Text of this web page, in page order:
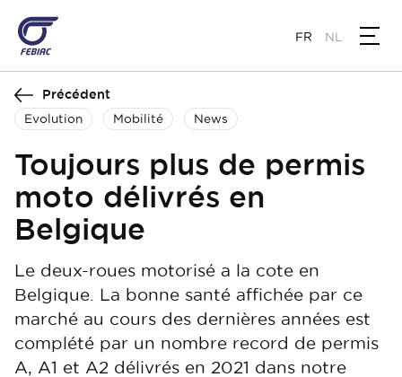
contenu
principal
FR NL
Précédent
Evolution Mobilité News
Toujours plus de permis
moto délivrés en
Belgique
Le deux-roues motorisé a la cote en
Belgique. La bonne santé affichée par ce
marché au cours des dernières années est
complété par un nombre record de permis
A, A1 et A2 délivrés en 2021 dans notre